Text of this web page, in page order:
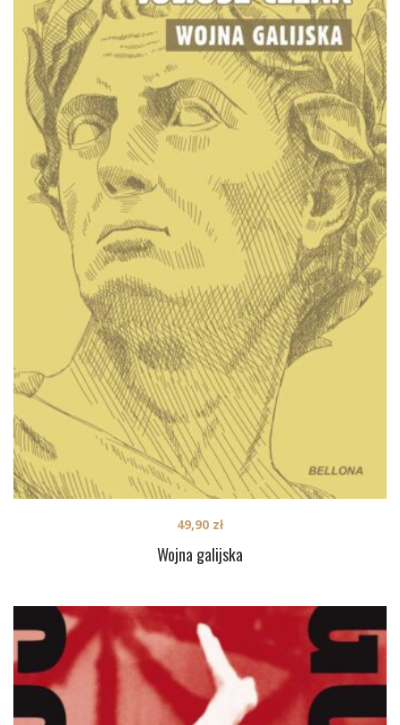
Wojna galijska
49,90 zł